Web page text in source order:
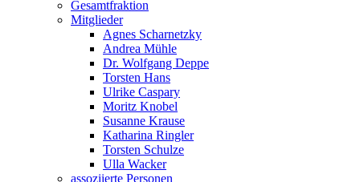
Gesamtfraktion
Mitglieder
Agnes Scharnetzky
Andrea Mühle
Dr. Wolfgang Deppe
Torsten Hans
Ulrike Caspary
Moritz Knobel
Susanne Krause
Katharina Ringler
Torsten Schulze
Ulla Wacker
assoziierte Personen